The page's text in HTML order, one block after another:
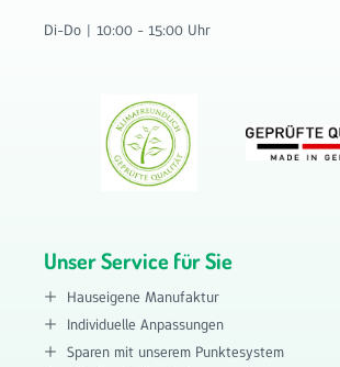
Di-Do | 10:00 - 15:00 Uhr
Unser Service für Sie
Hauseigene Manufaktur
Individuelle Anpassungen
Sparen mit unserem Punktesystem